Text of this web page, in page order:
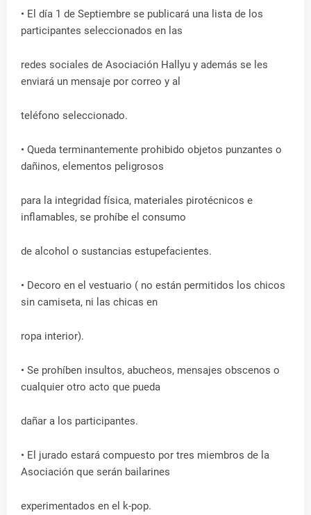
• El día 1 de Septiembre se publicará una lista de los
participantes seleccionados en las
redes sociales de Asociación Hallyu y además se les
enviará un mensaje por correo y al
teléfono seleccionado.
• Queda terminantemente prohibido objetos punzantes o
dañinos, elementos peligrosos
para la integridad física, materiales pirotécnicos e
inflamables, se prohíbe el consumo
de alcohol o sustancias estupefacientes.
• Decoro en el vestuario ( no están permitidos los chicos
sin camiseta, ni las chicas en
ropa interior).
• Se prohíben insultos, abucheos, mensajes obscenos o
cualquier otro acto que pueda
dañar a los participantes.
• El jurado estará compuesto por tres miembros de la
Asociación que serán bailarines
experimentados en el k-pop.